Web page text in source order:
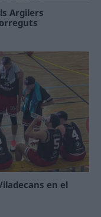
Argilers
en el